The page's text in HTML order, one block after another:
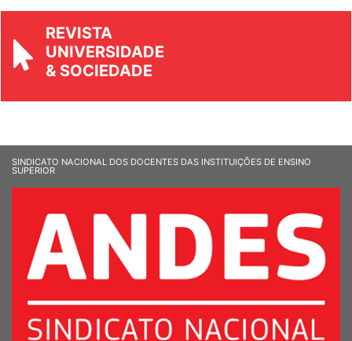
REVISTA
UNIVERSIDADE
& SOCIEDADE
SINDICATO NACIONAL DOS DOCENTES DAS INSTITUIÇÕES DE ENSINO
SUPERIOR